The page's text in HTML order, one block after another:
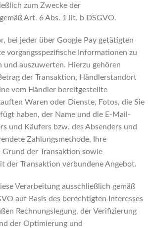
zum Zwecke der
Art. 6 Abs. 1 lit. b DSGVO.
bei jeder über Google Pay getätigten
vorgangsspezifische Informationen zu
und auszuwerten. Hierzu gehören
der Transaktion, Händlerstandort
vom Händler bereitgestellte
Waren oder Dienste, Fotos, die Sie
haben, der Name und die E-Mail-
und Käufers bzw. des Absenders und
Zahlungsmethode, Ihre
Grund der Transaktion sowie
der Transaktion verbundene Angebot.
Verarbeitung ausschließlich gemäß
auf Basis des berechtigten Interesses
Rechnungslegung, der Verifizierung
der Optimierung und